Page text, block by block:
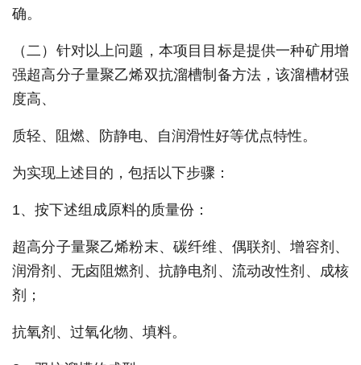
确。
（二）针对以上问题，本项目目标是提供一种矿用增
强超高分子量聚乙烯双抗溜槽制备方法，该溜槽材强
度高、
质轻、阻燃、防静电、自润滑性好等优点特性。
为实现上述目的，包括以下步骤：
1、按下述组成原料的质量份：
超高分子量聚乙烯粉末、碳纤维、偶联剂、增容剂、
润滑剂、无卤阻燃剂、抗静电剂、流动改性剂、成核
剂；
抗氧剂、过氧化物、填料。